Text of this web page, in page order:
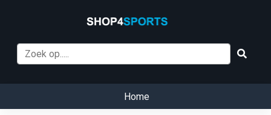
Home